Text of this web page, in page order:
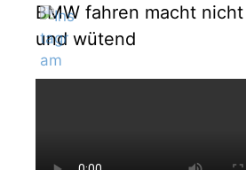
BMW fahren macht
und wütend